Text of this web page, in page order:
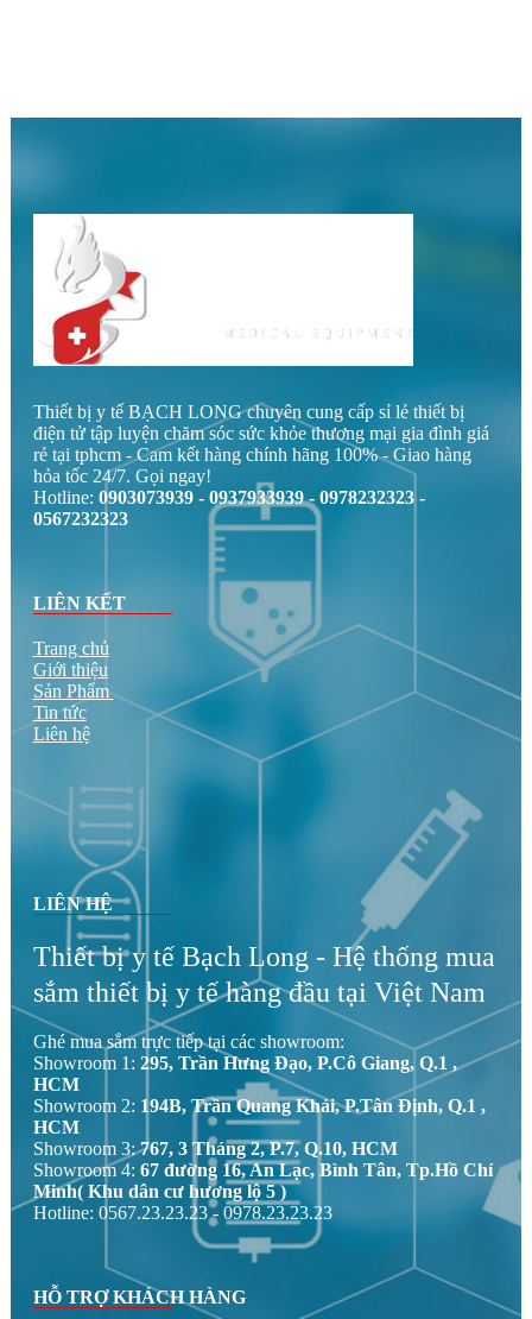
Thiết bị y tế BẠCH LONG chuyên cung cấp sỉ lẻ thiết bị
điện tử tập luyện chăm sóc sức khỏe thương mại gia đình giá
rẻ tại tphcm - Cam kết hàng chính hãng 100% - Giao hàng
hỏa tốc 24/7. Gọi ngay!
Hotline: 0903073939 - 0937933939 - 0978232323 -
0567232323
LIÊN KẾT
Trang chủ
Giới thiệu
Sản Phẩm
Tin tức
Liên hệ
LIÊN HỆ
Thiết bị y tế Bạch Long - Hệ thống mua
sắm thiết bị y tế hàng đầu tại Việt Nam
Ghé mua sắm trực tiếp tại các showroom:
Showroom 1: 295, Trần Hưng Đạo, P.Cô Giang, Q.1 ,
HCM
Showroom 2: 194B, Trần Quang Khải, P.Tân Định, Q.1 ,
HCM
Showroom 3:767, 3 Tháng 2, P.7, Q.10, HCM
Showroom 4: 67 đường 16, An Lạc, Bình Tân, Tp.Hồ Chí
Minh( Khu dân cư hương lộ 5 )
Hotline: 0567.23.23.23 - 0978.23.23.23
HỖ TRỢ KHÁCH HÀNG